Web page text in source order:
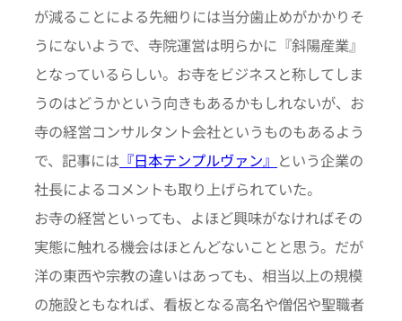
が減ることによる先細りには当分歯止めがかかりそ
うにないようで、寺院運営は明らかに『斜陽産業』
となっているらしい。お寺をビジネスと称してしま
うのはどうかという向きもあるかもしれないが、お
寺の経営コンサルタント会社というものもあるよう
で、記事には 『日本テンプルヴァン』 という企業の
社長によるコメントも取り上げられていた。
お寺の経営といっても、よほど興味がなければその
実態に触れる機会はほとんどないことと思う。だが
洋の東西や宗教の違いはあっても、相当以上の規模
の施設ともなれば、看板となる高名や僧侶や聖職者